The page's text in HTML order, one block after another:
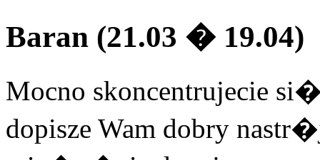
Baran (21.03 � 19.04)
Mocno skoncentrujecie
dopisze Wam dobry